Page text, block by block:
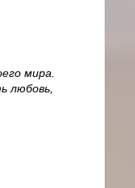
мира.
любовь,